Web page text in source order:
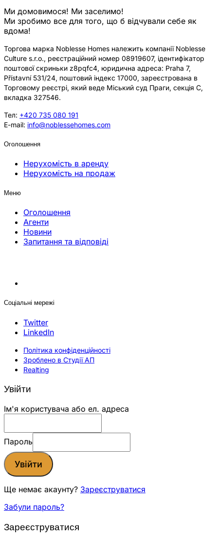
Ми домовимося! Ми заселимо!
Ми зробимо все для того, що б відчували себе як
вдома!
Торгова марка Noblesse Homes належить компанії Noblesse
Culture s.r.o., реєстраційний номер 08919607, ідентифікатор
поштової скриньки z8pqfc4, юридична адреса: Praha 7,
Přístavní 531/24, поштовий індекс 17000, зареєстрована в
Торговому реєстрі, який веде Міський суд Праги, секція C,
вкладка 327546.
Тел: +420 735 080 191
E-mail: info@noblessehomes.com
Оголошення
Нерухомість в аренду
Нерухомість на продаж
Меню
Оголошення
Агенти
Новини
Запитання та відповіді
Соціальні мережі
Twitter
LinkedIn
Політика конфіденційності
Зроблено в Студії АП
Realting
Увійти
Ім'я користувача або ел. адреса
Пароль
Увійти
Ще немає акаунту? Зареєструватися
Забули пароль?
Зареєструватися